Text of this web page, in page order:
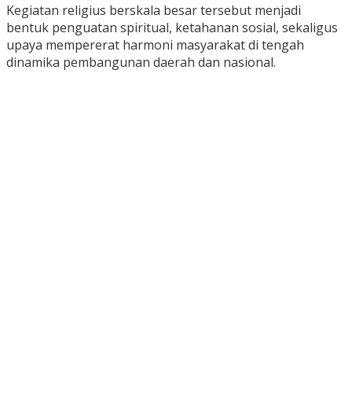
Kegiatan religius berskala besar tersebut menjadi
bentuk penguatan spiritual, ketahanan sosial, sekaligus
upaya mempererat harmoni masyarakat di tengah
dinamika pembangunan daerah dan nasional.